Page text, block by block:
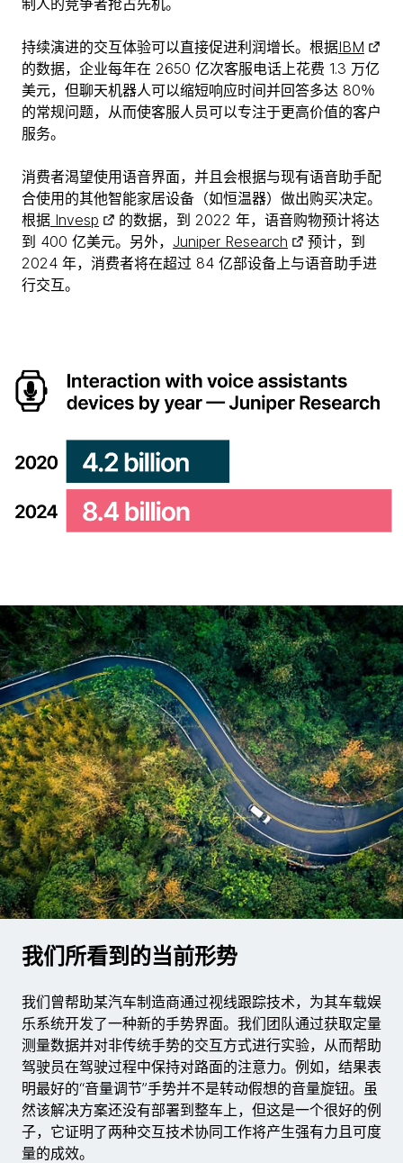
制人的竞争者抢占先机。
持续演进的交互体验可以直接促进利润增长。根据IBM
的数据，企业每年在 2650 亿次客服电话上花费 1.3 万亿
美元，但聊天机器人可以缩短响应时间并回答多达 80％
的常规问题，从而使客服人员可以专注于更高价值的客户
服务。
消费者渴望使用语音界面，并且会根据与现有语音助手配
合使用的其他智能家居设备（如恒温器）做出购买决定。
根据 Invesp
的数据，到 2022 年，语音购物预计将达
到 400 亿美元。另外， Juniper Research
预计，到
2024 年，消费者将在超过 84 亿部设备上与语音助手进
行交互。
我们所看到的当前形势
我们曾帮助某汽车制造商通过视线跟踪技术，为其车载娱
乐系统开发了一种新的手势界面。我们团队通过获取定量
测量数据并对非传统手势的交互方式进行实验，从而帮助
驾驶员在驾驶过程中保持对路面的注意力。例如，结果表
明最好的“音量调节”手势并不是转动假想的音量旋钮。虽
然该解决方案还没有部署到整车上，但这是一个很好的例
子，它证明了两种交互技术协同工作将产生强有力且可度
量的成效。